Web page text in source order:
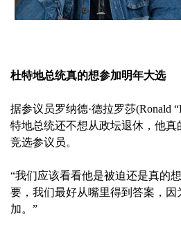
杜特地总统真的想参加明年大选
据参议员罗纳德·德拉罗莎(Ronald
特地总统还不想从政坛退休，他真
竞选参议员。
“我们应该看看他是被迫还是真的
要，我们最好从嘴里得到答案，
加。”